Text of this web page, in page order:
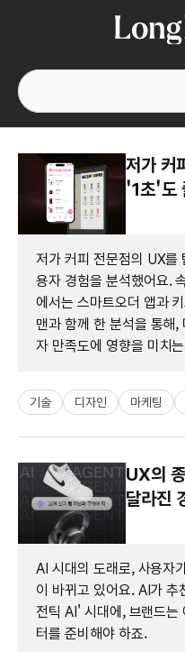
저가 커
'1초'도
저가 커피 전문점의 UX를
용자 경험을 분석했어요.
에서는 스마트오더 앱과
맨과 함께 한 분석을 통해,
자 만족도에 영향을 미치
기술 디자인 마케팅
UX의
달라진
AI 시대의 도래로, 사용자
이 바뀌고 있어요. AI가 추
전틱 AI' 시대에, 브랜드는
터를 준비해야 하죠.